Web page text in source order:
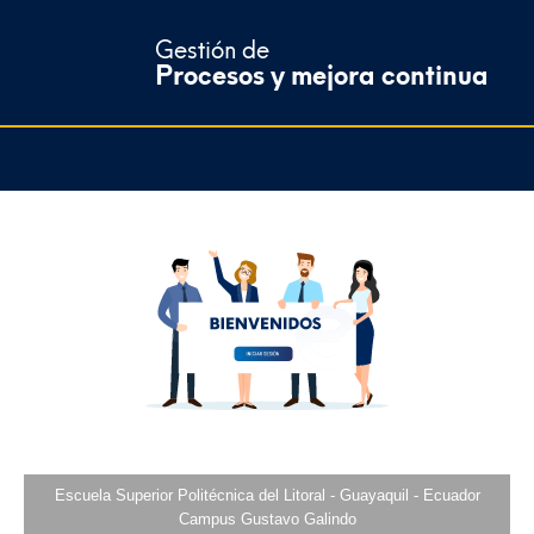
Gestión de
Procesos y mejora continua
Escuela Superior Politécnica del Litoral - Guayaquil - Ecuador
Campus Gustavo Galindo